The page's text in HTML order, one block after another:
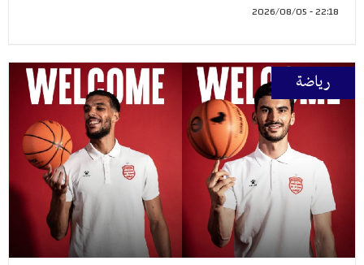
22:18 - 2026/08/05
رياضة